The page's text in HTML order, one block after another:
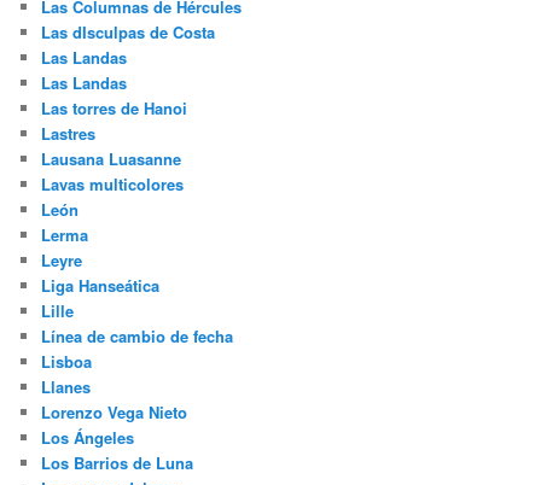
Las Columnas de Hércules
Las dIsculpas de Costa
Las Landas
Las Landas
Las torres de Hanoi
Lastres
Lausana Luasanne
Lavas multicolores
León
Lerma
Leyre
Liga Hanseática
Lille
Línea de cambio de fecha
Lisboa
Llanes
Lorenzo Vega Nieto
Los Ángeles
Los Barrios de Luna